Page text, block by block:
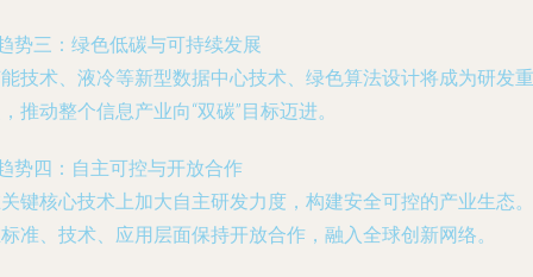
势三：绿色低碳与可持续发展
技术、液冷等新型数据中心技术、绿色算法设计将成为研发重
推动整个信息产业向“双碳”目标迈进。
势四：自主可控与开放合作
键核心技术上加大自主研发力度，构建安全可控的产业生态。
准、技术、应用层面保持开放合作，融入全球创新网络。